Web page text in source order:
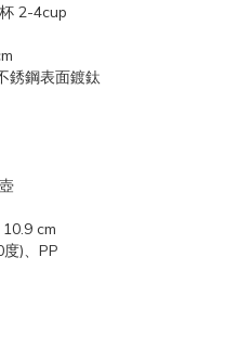
2-4cup
銹鋼表面鍍鈦
cm
)、PP